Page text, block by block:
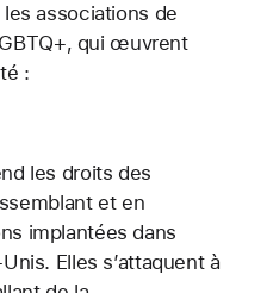
associations de
qui œuvrent
:
les droits des
et en
implantées dans
Elles s’attaquent à